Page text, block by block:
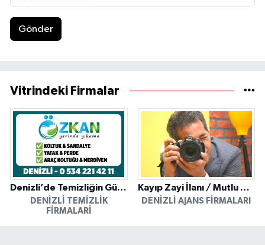
Gönder
Vitrindeki Firmalar
Denizli’de Temizliğin Güvenilir Adresi: Özkan Yerinde Yıkama
DENIZLI TEMIZLIK
FIRMALARI
Kayıp Zayi İlanı / Mutlu Ajans / Denizli
DENIZLI AJANS FIRMALARI